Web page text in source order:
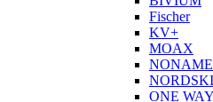
Fischer
KV+
MOAX
NONAME
NORDSKI
ONE WAY